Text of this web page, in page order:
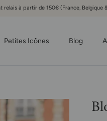
à partir de 150€ (France, Belgique
Petites Icônes Blog